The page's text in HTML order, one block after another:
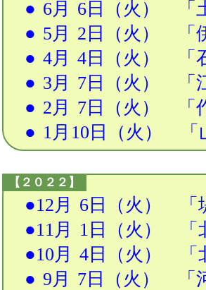
● 6月 6日
（火） 「
● 5月 2日
（火） 「
● 4月 4日
（火） 「
● 3月 7日
（火） 「
● 2月 7日
（火） 「
● 1月 10日 （火） 「
【２０２２】
●12月 6日
（火） 「
●11月
1日
（火） 「
●10月 4日
（火） 「
● 9月 7日
（火） 「